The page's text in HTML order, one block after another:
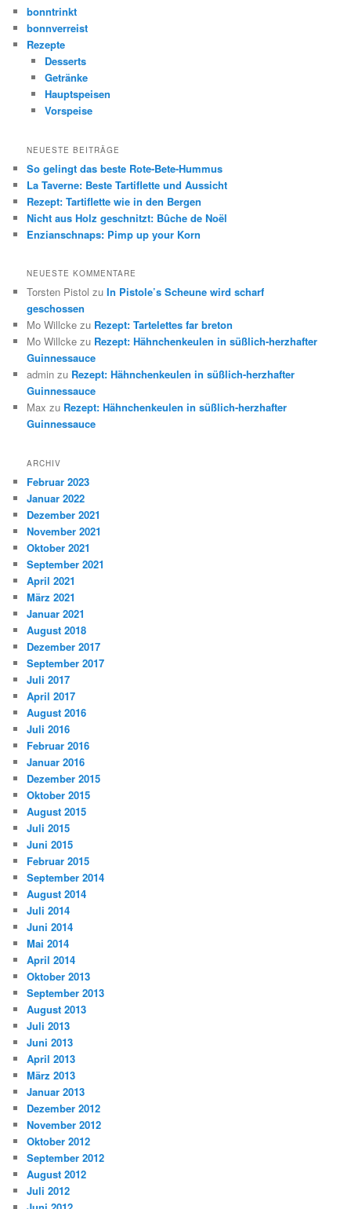
bonntrinkt
bonnverreist
Rezepte
Desserts
Getränke
Hauptspeisen
Vorspeise
NEUESTE BEITRÄGE
So gelingt das beste Rote-Bete-Hummus
La Taverne: Beste Tartiflette und Aussicht
Rezept: Tartiflette wie in den Bergen
Nicht aus Holz geschnitzt: Bûche de Noël
Enzianschnaps: Pimp up your Korn
NEUESTE KOMMENTARE
Torsten Pistol zuIn Pistole’s Scheune wird scharf
geschossen
Mo Willcke zu Rezept: Tartelettes far breton
Mo Willcke zu Rezept: Hähnchenkeulen in süßlich-herzhafter
Guinnessauce
admin zu Rezept: Hähnchenkeulen in süßlich-herzhafter
Guinnessauce
Max zu Rezept: Hähnchenkeulen in süßlich-herzhafter
Guinnessauce
ARCHIV
Februar 2023
Januar 2022
Dezember 2021
November 2021
Oktober 2021
September 2021
April 2021
März 2021
Januar 2021
August 2018
Dezember 2017
September 2017
Juli 2017
April 2017
August 2016
Juli 2016
Februar 2016
Januar 2016
Dezember 2015
Oktober 2015
August 2015
Juli 2015
Juni 2015
Februar 2015
September 2014
August 2014
Juli 2014
Juni 2014
Mai 2014
April 2014
Oktober 2013
September 2013
August 2013
Juli 2013
Juni 2013
April 2013
März 2013
Januar 2013
Dezember 2012
November 2012
Oktober 2012
September 2012
August 2012
Juli 2012